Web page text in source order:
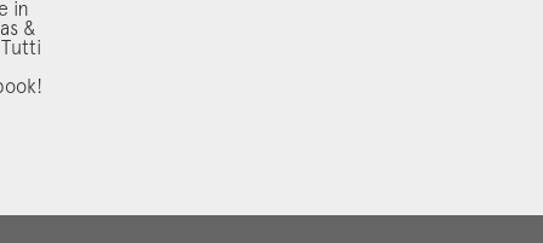
in
&